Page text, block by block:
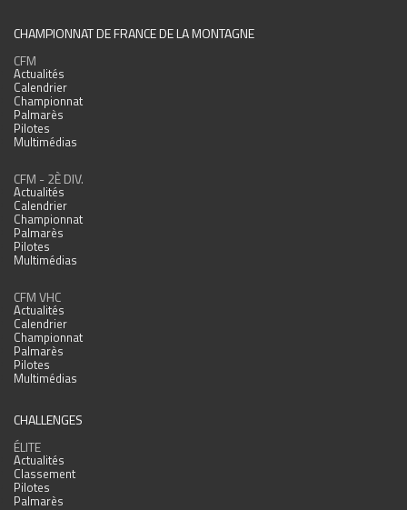
CHAMPIONNAT DE FRANCE DE LA MONTAGNE
CFM
Actualités
Calendrier
Championnat
Palmarès
Pilotes
Multimédias
CFM - 2È DIV.
Actualités
Calendrier
Championnat
Palmarès
Pilotes
Multimédias
CFM VHC
Actualités
Calendrier
Championnat
Palmarès
Pilotes
Multimédias
CHALLENGES
ÉLITE
Actualités
Classement
Pilotes
Palmarès